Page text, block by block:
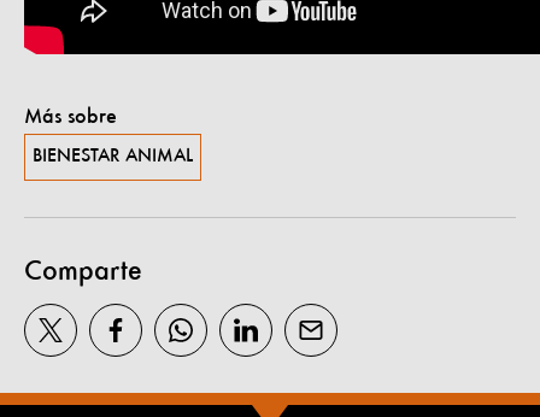
Más sobre
BIENESTAR ANIMAL
Comparte